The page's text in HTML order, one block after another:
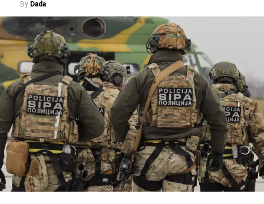
Una regate
Osigurano je
300.000 KM za turističke i druge
manifestacije gradova i općina u USK kroz program
podrške razvoju turističke ponude.
Usvojena je nova odluka kojom se uređuju uslovi i
kriteriji za ostvarivanje prava na prednost pri
zapošljavanju i zadržavanju na poslu pripadnika
branilačkih kategorija.
Podržan je projekat Osnovne škole “Jezerski” iz
Bosanske Krupe, koji se realizuje u saradnji s
UNDP-om u okviru aktivnosti zelene tranzicije u
Bosni i Hercegovini.
By Dada